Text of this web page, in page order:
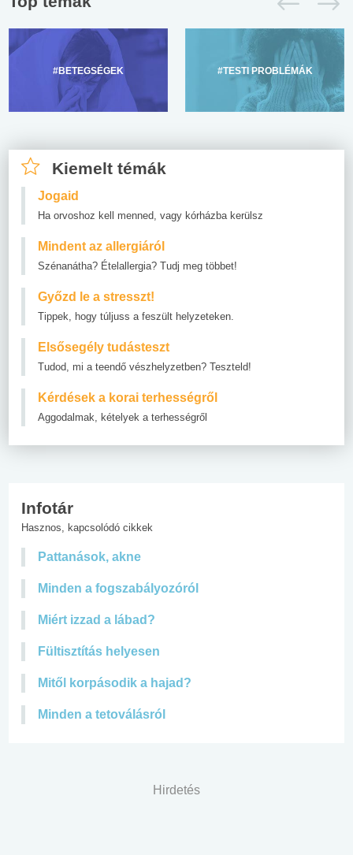
#BETEGSÉGEK #TESTI PROBLÉMÁK
Kiemelt témák
Jogaid
Ha orvoshoz kell menned, vagy kórházba kerülsz
Mindent az allergiáról
Szénanátha? Ételallergia? Tudj meg többet!
Győzd le a stresszt!
Tippek, hogy túljuss a feszült helyzeteken.
Elsősegély tudásteszt
Tudod, mi a teendő vészhelyzetben? Teszteld!
Kérdések a korai terhességről
Aggodalmak, kételyek a terhességről
Infotár
Hasznos, kapcsolódó cikkek
Pattanások, akne
Minden a fogszabályozóról
Miért izzad a lábad?
Fültisztítás helyesen
Mitől korpásodik a hajad?
Minden a tetoválásról
Hirdetés